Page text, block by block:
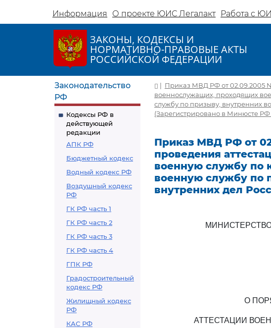
Информация О проекте ЮИС Легалакт Работа с
ЗАКОНЫ, КОДЕКСЫ И
НОРМАТИВНО-ПРАВОВЫЕ АКТЫ
РОССИЙСКОЙ ФЕДЕРАЦИИ
Законодательство
РФ
Кодексы РФ в
действующей
редакции
АПК РФ
Бюджетный кодекс
Водный кодекс РФ
Воздушный кодекс
РФ
ГК РФ часть 1
ГК РФ часть 2
ГК РФ часть 3
ГК РФ часть 4
ГПК РФ
Градостроительный
кодекс РФ
Жилищный кодекс
РФ
КАС РФ
| Приказ МВД РФ от 02.09.2005
военнослужащих, проходящих
службу по призыву, внутренних
(Зарегистрировано в Минюсте РФ
Приказ МВД РФ от
проведения
военную службу по
военную службу по
внутренних дел
О
АТТЕСТАЦИИ